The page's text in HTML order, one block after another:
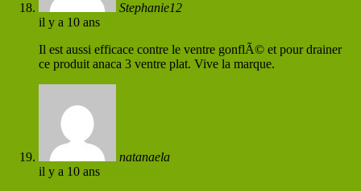
Stephanie12
il y a 10 ans
Il est aussi efficace contre le ventre gonflÃ© et pour drainer
ce produit anaca 3 ventre plat. Vive la marque.
natanaela
il y a 10 ans